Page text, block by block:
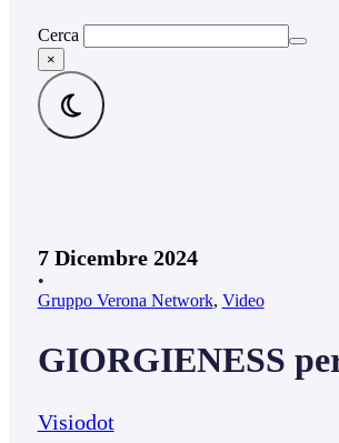
Cerca
×
7 Dicembre 2024
•
Gruppo Verona Network, Video
GIORGIENESS
Visiodot